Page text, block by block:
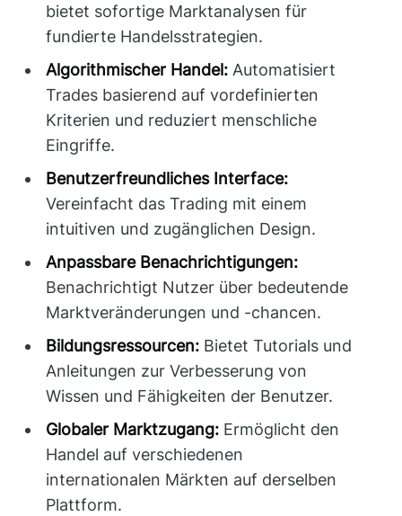
bietet sofortige Marktanalysen für
fundierte Handelsstrategien.
Algorithmischer Handel: Automatisiert
Trades basierend auf vordefinierten
Kriterien und reduziert menschliche
Eingriffe.
Benutzerfreundliches Interface:
Vereinfacht das Trading mit einem
intuitiven und zugänglichen Design.
Anpassbare Benachrichtigungen:
Benachrichtigt Nutzer über bedeutende
Marktveränderungen und -chancen.
Bildungsressourcen: Bietet Tutorials und
Anleitungen zur Verbesserung von
Wissen und Fähigkeiten der Benutzer.
Globaler Marktzugang: Ermöglicht den
Handel auf verschiedenen
internationalen Märkten auf derselben
Plattform.